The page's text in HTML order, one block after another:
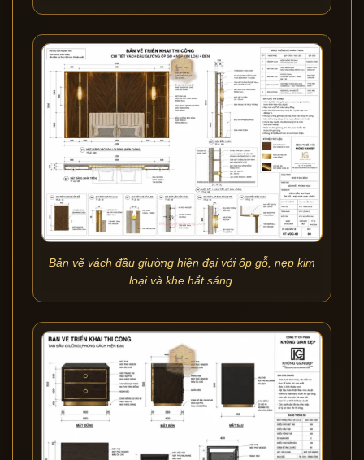
Bản vẽ vách đầu giường hiện đại với ốp gỗ, nẹp kim
loại và khe hắt sáng.